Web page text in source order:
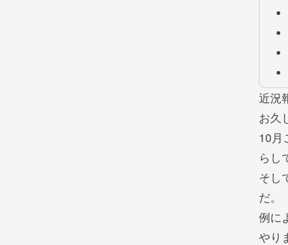
近況
お久
10月
らし
そし
だ。
例に
やり